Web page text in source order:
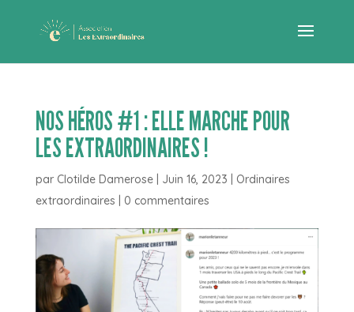
NOS HÉROS #1 : ELLE MARCHE POUR
LES EXTRAORDINAIRES !
par Clotilde Damerose| Juin 16, 2023
Ordinaires
extraordinaires
0 commentaires